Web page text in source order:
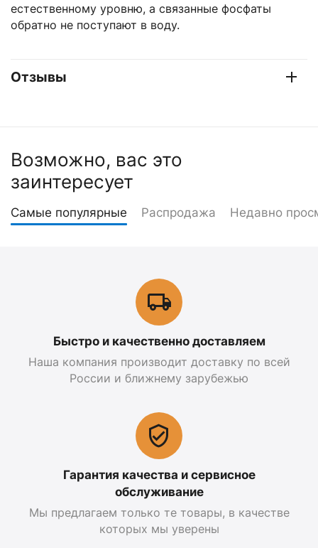
естественному уровню, а связанные фосфаты
обратно не поступают в воду.
Отзывы
Возможно, вас это
заинтересует
Самые популярные Распродажа Недавно
Быстро и качественно доставляем
Наша компания производит доставку по всей
России и ближнему зарубежью
Гарантия качества и сервисное
обслуживание
Мы предлагаем только те товары, в качестве
которых мы уверены